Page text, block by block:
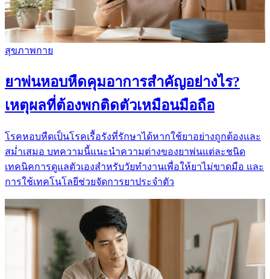
สุขภาพกาย
ยาพ่นหอบหืดคุมอาการสำคัญอย่างไร?
เหตุผลที่ต้องพกติดตัวเหมือนมือถือ
โรคหอบหืดเป็นโรคเรื้อรังที่รักษาได้หากใช้ยาอย่างถูกต้องและ
สม่ำเสมอ บทความนี้แนะนำความต่างของยาพ่นแต่ละชนิด
เทคนิคการดูแลตัวเองสำหรับวัยทำงานเพื่อให้ยาไม่ขาดมือ และ
การใช้เทคโนโลยีช่วยจัดการยาประจำตัว